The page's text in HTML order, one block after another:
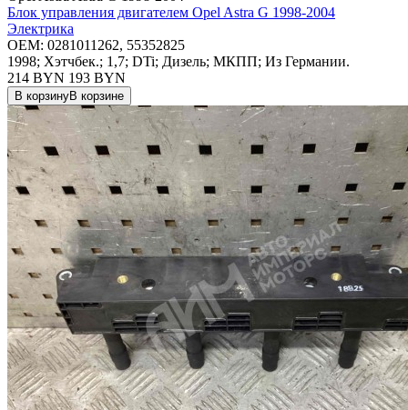
Блок управления двигателем Opel Astra G 1998-2004
Электрика
OEM: 0281011262, 55352825
1998; Хэтчбек.; 1,7; DTi; Дизель; МКПП; Из Германии.
214 BYN 193 BYN
В корзинуВ корзине